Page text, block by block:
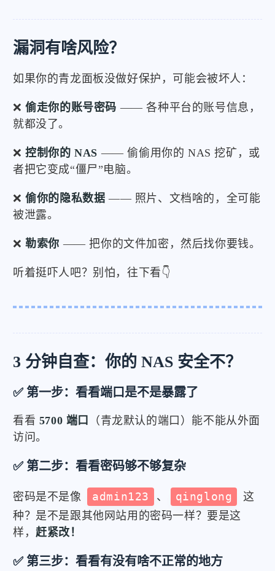
漏洞有啥风险？
如果你的青龙面板没做好保护，可能会被坏人：
❌偷走你的账号密码 —— 各种平台的账号信息，
就都没了。
❌控制你的 NAS —— 偷偷用你的 NAS 挖矿，或
者把它变成“僵尸”电脑。
❌偷你的隐私数据 —— 照片、文档啥的，全可能
被泄露。
❌勒索你 —— 把你的文件加密，然后找你要钱。
听着挺吓人吧？别怕，往下看👇
3 分钟自查：你的 NAS 安全不？
✅ 第一步：看看端口是不是暴露了
看看 5700 端口
（青龙默认的端口）能不能从外面
访问。
✅ 第二步：看看密码够不够复杂
密码是不是像 admin123 、 qinglong
这
种？是不是跟其他网站用的密码一样？要是这
样， 赶紧改！
✅ 第三步：看看有没有啥不正常的地方